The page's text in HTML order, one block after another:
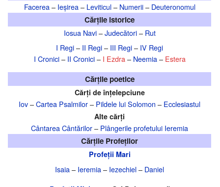
Facerea– Ieșirea– Leviticul– Numerii– Deuteronomul
Cărțile istorice
Iosua Navi–Judecători– Rut
I Regi– II Regi– III Regi– IV Regi
I Cronici– II Cronici– I Ezdra– Neemia– Estera
Cărțile poetice
Cărți de înțelepciune
Iov–Cartea Psalmilor– Pildele lui Solomon – Ecclesiastul
Alte cărți
Cântarea Cântărilor– Plângerile profetului Ieremia
Cărțile Profeților
Profeții Mari
Isaia– Ieremia– Iezechiel– Daniel